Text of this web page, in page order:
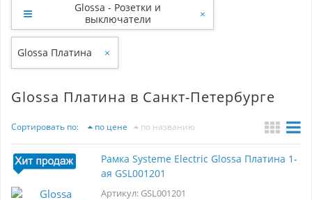
Glossa - Розетки и
выключатели
×
Glossa Платина ×
Glossa Платина в Санкт-Петербурге
Сортировать по: по цене по названию
Рамка Systeme Electric Glossa Платина 1-
ая GSL001201
Артикул: GSL001201